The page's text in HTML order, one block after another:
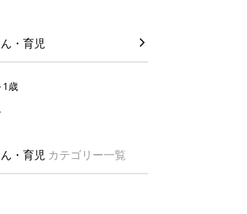
・育児
1歳
・育児 カテゴリー一覧